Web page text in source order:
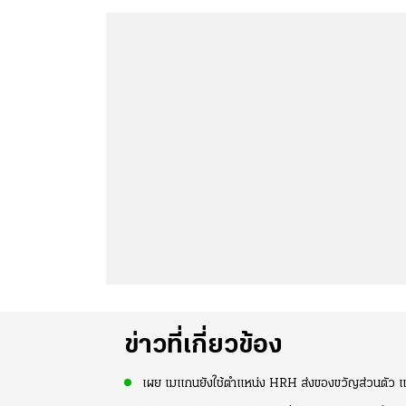
ข่าวที่เกี่ยวข้อง
เผย เมแกนยังใช้ตำแหน่ง HRH ส่งของขวัญส่วนตัว